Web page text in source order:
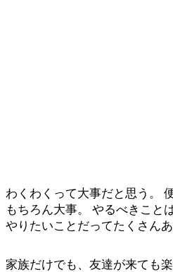
わくわくって大事だと思う。
もちろん大事。
やるべきこと
やりたいことだってたくさんあ
家族だけでも、友達が来ても楽